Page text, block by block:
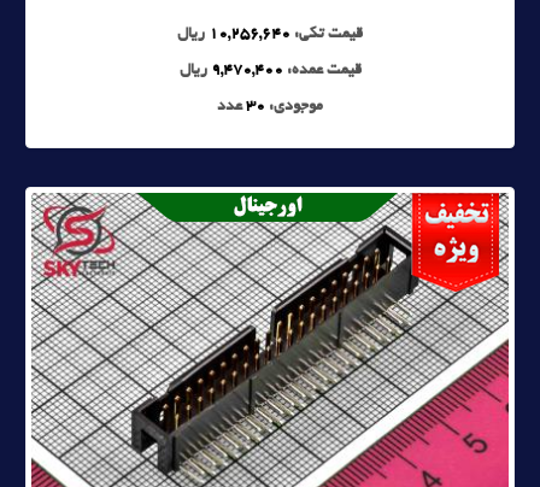
قیمت تکی: 10,256,640 ریال
قیمت عمده: 9,470,400 ریال
موجودی: 30عدد